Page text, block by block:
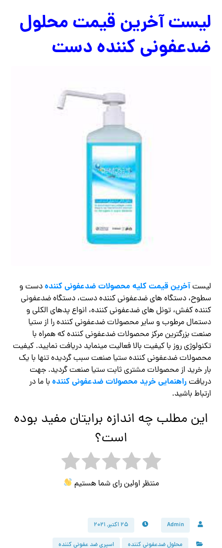
لیست آخرین قیمت محلول
ضدعفونی کننده دست
لیستآخرین قیمت کلیه محصولات ضدعفونی کنندهدست و
سطوح، دستگاه های ضدعفونی کننده دست، دستگاه ضدعفونی
کننده کفش، تونل های ضدعفونی کننده، انواع پدهای الکلی و
دستمال مرطوب و سایر محصولات ضدعفونی کننده را از ستیا
صنعت بزرگترین مرکز محصولات ضدعفونی کننده که همراه با
تکنولوژی روز با کیفیت بالا فعالیت مینماید دریافت نمایید. کیفیت
محصولات ضدعفونی کننده ستیا صنعت سبب گردیده تنها با یک
بار خرید از محصولات مشتری ثابت ستیا صنعت گردید. جهت
دریافت راهنمایی خرید محصولات ضدعفونی کننده با ما در
ارتباط باشید.
این مطلب چه اندازه برایتان مفید بوده
است؟
منتظر اولین رای شما هستیم
Admin ۲۵ اکتبر, ۲۰۲۱
محلول ضدعفونی کننده اسپری ضد عفونی کننده